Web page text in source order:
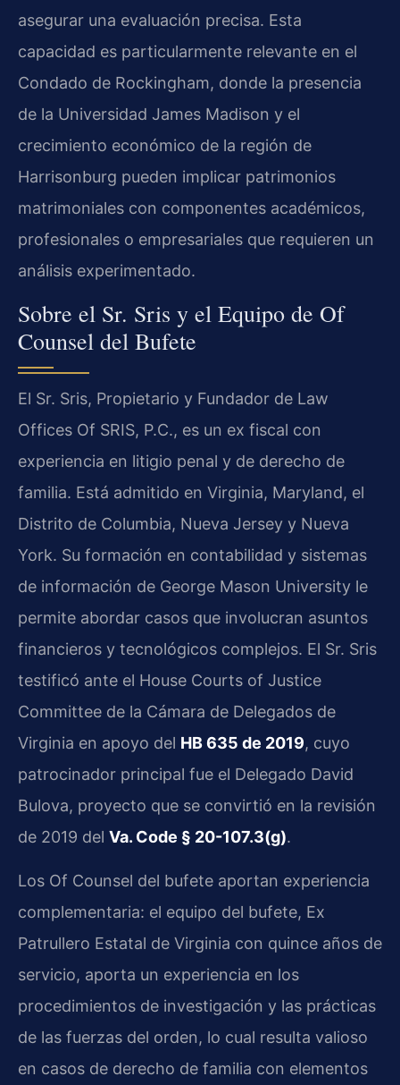
asegurar una evaluación precisa. Esta
capacidad es particularmente relevante en el
Condado de Rockingham, donde la presencia
de la Universidad James Madison y el
crecimiento económico de la región de
Harrisonburg pueden implicar patrimonios
matrimoniales con componentes académicos,
profesionales o empresariales que requieren un
análisis experimentado.
Sobre el Sr. Sris y el Equipo de Of
Counsel del Bufete
El Sr. Sris, Propietario y Fundador de Law
Offices Of SRIS, P.C., es un ex fiscal con
experiencia en litigio penal y de derecho de
familia. Está admitido en Virginia, Maryland, el
Distrito de Columbia, Nueva Jersey y Nueva
York. Su formación en contabilidad y sistemas
de información de George Mason University le
permite abordar casos que involucran asuntos
financieros y tecnológicos complejos. El Sr. Sris
testificó ante el House Courts of Justice
Committee de la Cámara de Delegados de
Virginia en apoyo del HB 635 de 2019, cuyo
patrocinador principal fue el Delegado David
Bulova, proyecto que se convirtió en la revisión
de 2019 del Va. Code § 20-107.3(g).
Los Of Counsel del bufete aportan experiencia
complementaria: el equipo del bufete, Ex
Patrullero Estatal de Virginia con quince años de
servicio, aporta un experiencia en los
procedimientos de investigación y las prácticas
de las fuerzas del orden, lo cual resulta valioso
en casos de derecho de familia con elementos